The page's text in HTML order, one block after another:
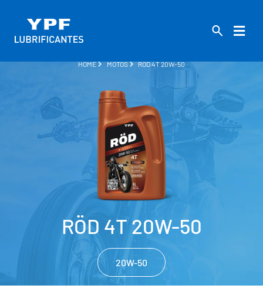
HOME MOTOS RÖD 4T 20W-50
RÖD 4T 20W-50
20W-50